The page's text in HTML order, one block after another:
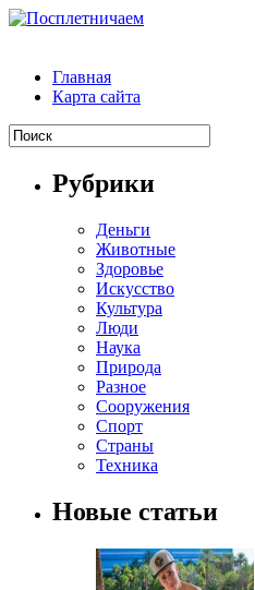
Главная
Карта сайта
Рубрики
Деньги
Животные
Здоровье
Искусство
Культура
Люди
Наука
Природа
Разное
Сооружения
Спорт
Страны
Техника
Новые статьи